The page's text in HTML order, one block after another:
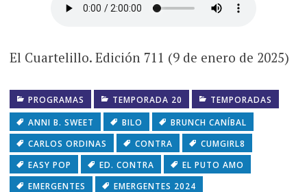
El Cuartelillo. Edición 711 (9 de enero de 2025)
PROGRAMAS TEMPORADA 20
TEMPORADAS
ANNI B. SWEET
BILO
BRUNCH CANÍBAL
CARLOS ORDINAS
CONTRA
CUMGIRL8
EASY POP
ED. CONTRA
EL PUTO AMO
EMERGENTES
EMERGENTES 2024